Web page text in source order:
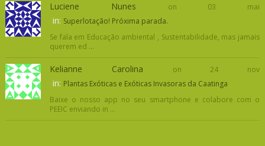
Luciene Nunes on 03 mai
in: Superlotação! Próxima parada.
Se fala em Educação ambiental , Sustentabilidade, mas jamais
querem ed ...
Kelianne Carolina on 24 nov
in: Plantas Exóticas e Exóticas Invasoras da Caatinga
Baixe o nosso app no seu smartphone e colabore com o
PEEIC enviando in ...